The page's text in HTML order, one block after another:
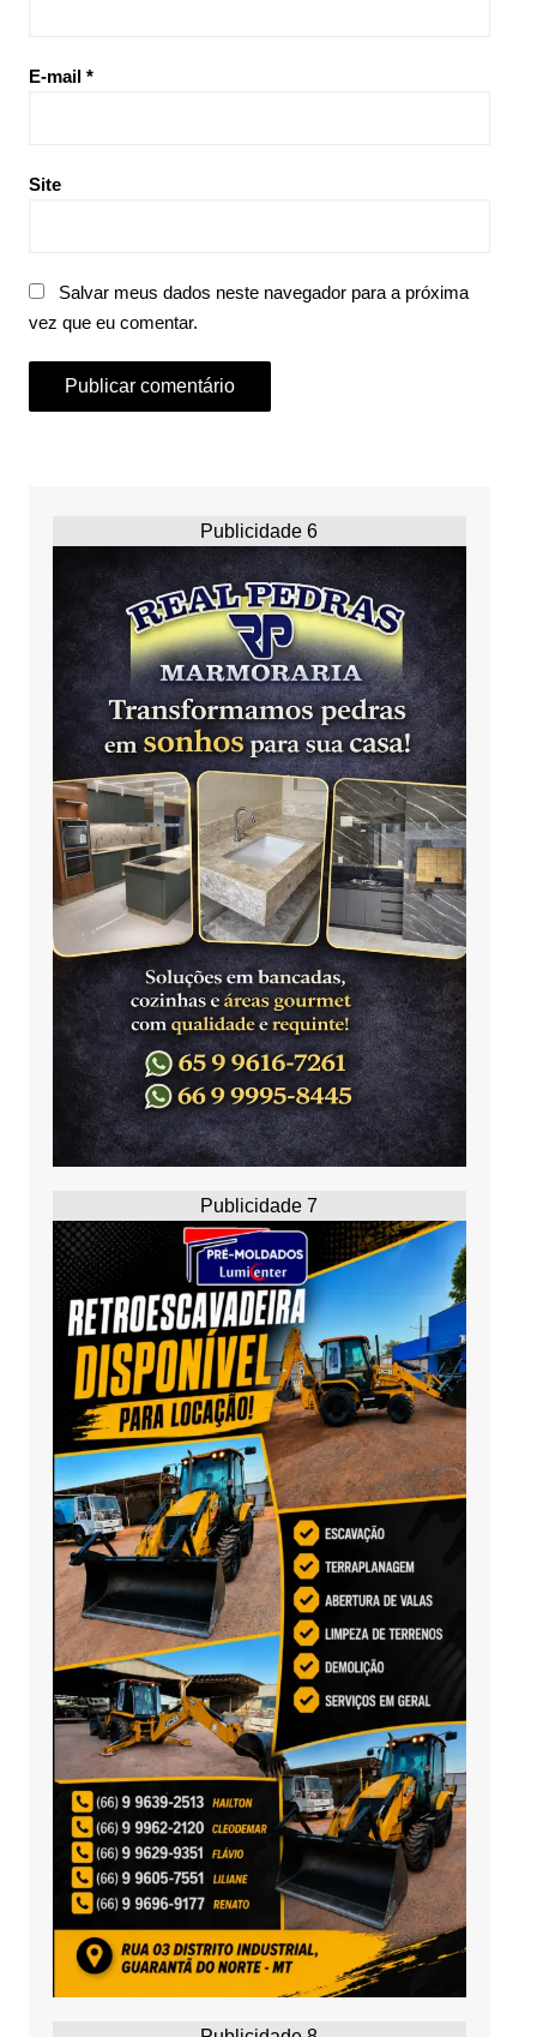
E-mail *
Site
Salvar meus dados neste navegador para a próxima
vez que eu comentar.
Publicidade 6
Publicidade 7